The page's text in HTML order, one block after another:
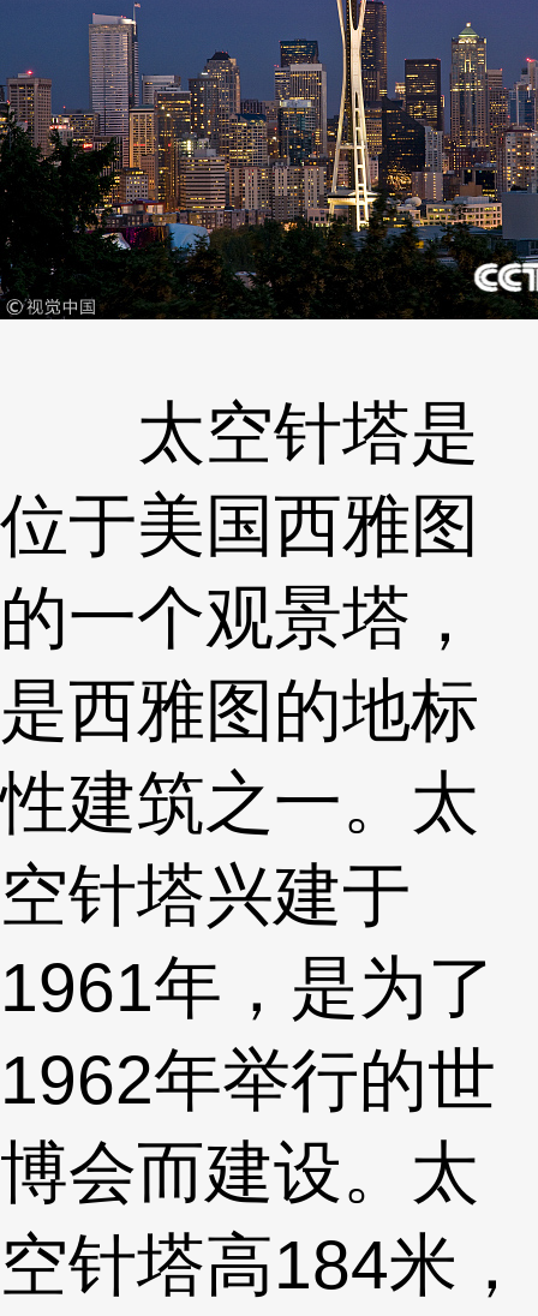
太空针塔是
位于美国西雅图
的一个观景塔，
是西雅图的地标
性建筑之一。太
空针塔兴建于
1961年，是为了
1962年举行的世
博会而建设。太
空针塔高184米，